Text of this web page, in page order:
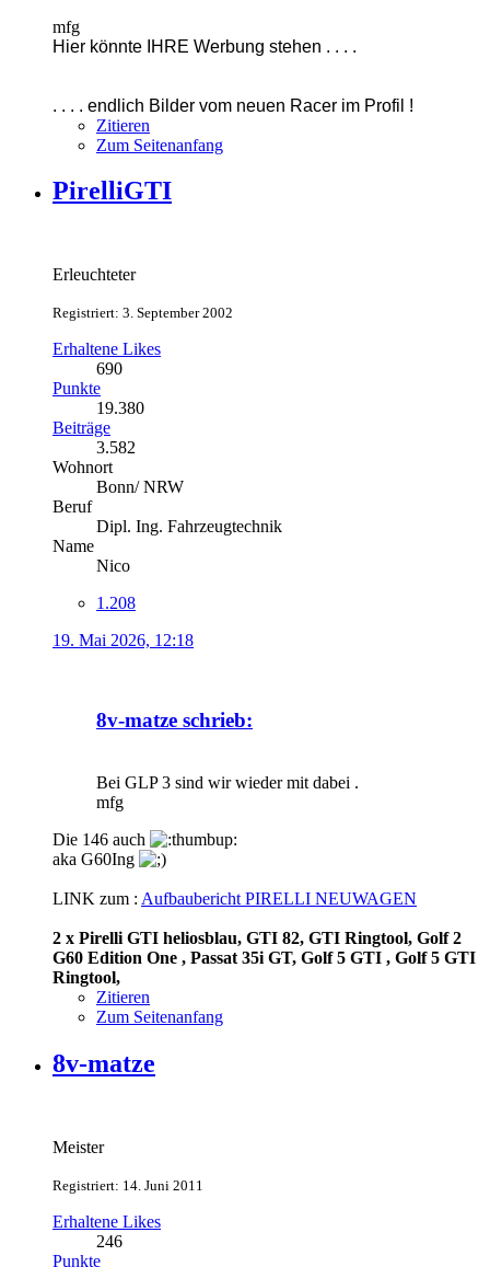
mfg
Hier könnte IHRE Werbung stehen . . . .
. . . . endlich Bilder vom neuen Racer im Profil !
Zitieren
Zum Seitenanfang
PirelliGTI
Erleuchteter
Registriert: 3. September 2002
Erhaltene Likes
690
Punkte
19.380
Beiträge
3.582
Wohnort
Bonn/ NRW
Beruf
Dipl. Ing. Fahrzeugtechnik
Name
Nico
1.208
19. Mai 2026, 12:18
8v-matze schrieb:
Bei GLP 3 sind wir wieder mit dabei .
mfg
Die 146 auch
aka G60Ing
LINK zum : Aufbaubericht PIRELLI NEUWAGEN
2 x Pirelli GTI heliosblau, GTI 82, GTI Ringtool, Golf 2
G60 Edition One , Passat 35i GT, Golf 5 GTI , Golf 5 GTI
Ringtool,
Zitieren
Zum Seitenanfang
8v-matze
Meister
Registriert: 14. Juni 2011
Erhaltene Likes
246
Punkte